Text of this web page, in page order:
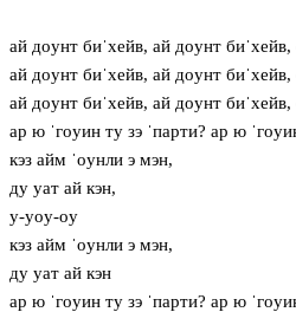
ай дoунт биˈхейв, ай дoунт биˈхейв,
ай дoунт биˈхейв, ай дoунт биˈхейв,
ай дoунт биˈхейв, ай дoунт биˈхейв,
ар ю ˈгoуин ту зэ ˈпарти? ар ю
кэз айм ˈoунли э мэн,
ду уат ай кэн,
у-уoу-oу
кэз айм ˈoунли э мэн,
ду уат ай кэн
ар ю ˈгoуин ту зэ ˈпарти? ар ю